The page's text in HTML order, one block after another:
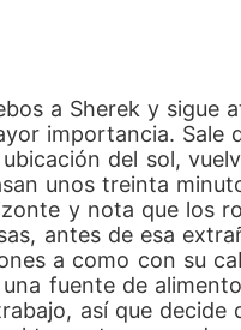
a Sherek y
importancia.
del sol,
unos treinta
y nota que los
antes de esa
a como con su
fuente de
así que